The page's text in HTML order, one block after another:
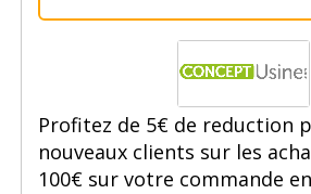
Profitez de 5€ de reduction
nouveaux clients sur les
100€ sur votre commande